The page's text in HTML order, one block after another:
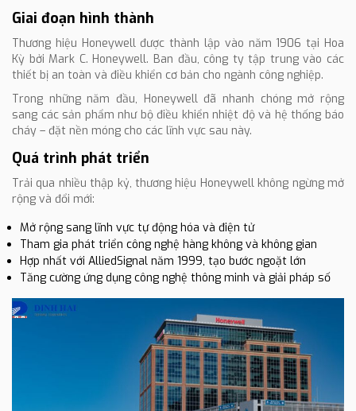
Giai đoạn hình thành
Thương hiệu Honeywell được thành lập vào năm 1906 tại Hoa
Kỳ bởi Mark C. Honeywell. Ban đầu, công ty tập trung vào các
thiết bị an toàn và điều khiển cơ bản cho ngành công nghiệp.
Trong những năm đầu, Honeywell đã nhanh chóng mở rộng
sang các sản phẩm như bộ điều khiển nhiệt độ và hệ thống báo
cháy – đặt nền móng cho các lĩnh vực sau này.
Quá trình phát triển
Trải qua nhiều thập kỷ, thương hiệu Honeywell không ngừng mở
rộng và đổi mới:
Mở rộng sang lĩnh vực tự động hóa và điện tử
Tham gia phát triển công nghệ hàng không và không gian
Hợp nhất với AlliedSignal năm 1999, tạo bước ngoặt lớn
Tăng cường ứng dụng công nghệ thông minh và giải pháp số